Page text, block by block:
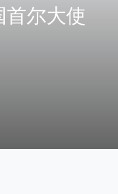
尔大使